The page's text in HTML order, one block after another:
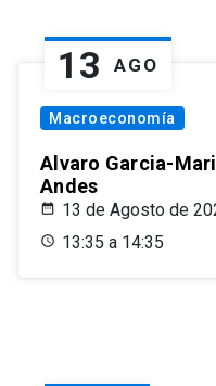
13 AGO
Macroeconomía
Alvaro Garcia-
Andes
13 de Agosto de
13:35 a 14:35